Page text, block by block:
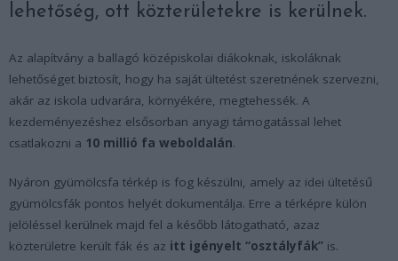
lehetőség, ott közterületekre is kerülnek.
Az alapítvány a ballagó középiskolai diákoknak, iskoláknak
lehetőséget biztosít, hogy ha saját ültetést szeretnének szervezni,
akár az iskola udvarára, környékére, megtehessék. A
kezdeményezéshez elsősorban anyagi támogatással lehet
csatlakozni a 10 millió fa weboldalán.
Nyáron gyümölcsfa térkép is fog készülni, amely az idei ültetésű
gyümölcsfák pontos helyét dokumentálja. Erre a térképre külön
jelöléssel kerülnek majd fel a később látogatható, azaz
közterületre került fák és az itt igényelt “osztályfák” is.